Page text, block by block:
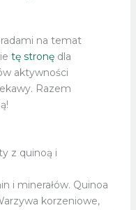
na temat
tę stronędla
aktywności
Razem
z quinoą i
i minerałów. Quinoa
korzeniowe,